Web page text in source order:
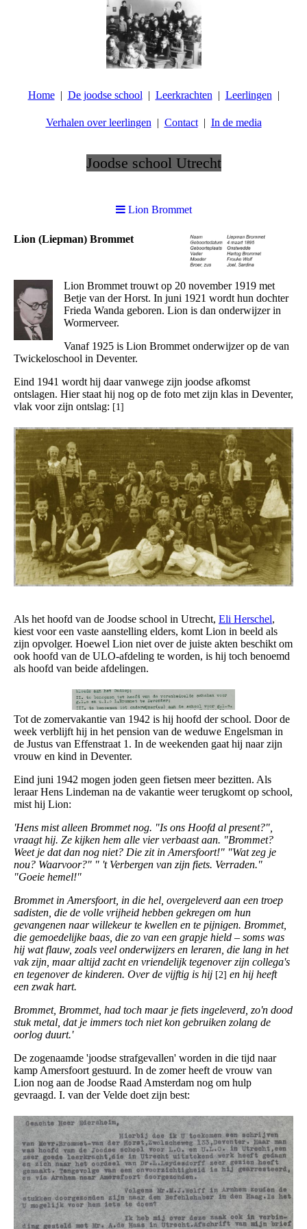
Home De joodse school Leerkrachten Leerlingen
Verhalen over leerlingen Contact In de media
Joodse school Utrecht
Lion Brommet
Lion (Liepman) Brommet
Lion Brommet trouwt op 20 november 1919 met
Betje van der Horst. In juni 1921 wordt hun dochter
Frieda Wanda geboren. Lion is dan onderwijzer in
Wormerveer.
Vanaf 1925 is Lion Brommet onderwijzer op de van
Twickeloschool in Deventer.
Eind 1941 wordt hij daar vanwege zijn joodse afkomst
ontslagen. Hier staat hij nog op de foto met zijn klas in Deventer,
vlak voor zijn ontslag: [1]
Als het hoofd van de Joodse school in Utrecht, Eli Herschel,
kiest voor een vaste aanstelling elders, komt Lion in beeld als
zijn opvolger. Hoewel Lion niet over de juiste akten beschikt om
ook hoofd van de ULO-afdeling te worden, is hij toch benoemd
als hoofd van beide afdelingen.
Tot de zomervakantie van 1942 is hij hoofd der school. Door de
week verblijft hij in het pension van de weduwe Engelsman in
de Justus van Effenstraat 1. In de weekenden gaat hij naar zijn
vrouw en kind in Deventer.
Eind juni 1942 mogen joden geen fietsen meer bezitten. Als
leraar Hens Lindeman na de vakantie weer terugkomt op school,
mist hij Lion:
'Hens mist alleen Brommet nog. "Is ons Hoofd al present?",
vraagt hij. Ze kijken hem alle vier verbaast aan. "Brommet?
Weet je dat dan nog niet? Die zit in Amersfoort!" "Wat zeg je
nou? Waarvoor?" " 't Verbergen van zijn fiets. Verraden."
"Goeie hemel!"
Brommet in Amersfoort, in die hel, overgeleverd aan een troep
sadisten, die de volle vrijheid hebben gekregen om hun
gevangenen naar willekeur te kwellen en te pijnigen. Brommet,
die gemoedelijke baas, die zo van een grapje hield – soms was
hij wat flauw, zoals veel onderwijzers en leraren, die lang in het
vak zijn, maar altijd zacht en vriendelijk tegenover zijn collega's
en tegenover de kinderen. Over de vijftig is hij [2] en hij heeft
een zwak hart.
Brommet, Brommet, had toch maar je fiets ingeleverd, zo'n dood
stuk metal, dat je immers toch niet kon gebruiken zolang de
oorlog duurt.'
De zogenaamde 'joodse strafgevallen' worden in die tijd naar
kamp Amersfoort gestuurd. In de zomer heeft de vrouw van
Lion nog aan de Joodse Raad Amsterdam nog om hulp
gevraagd. I. van der Velde doet zijn best: